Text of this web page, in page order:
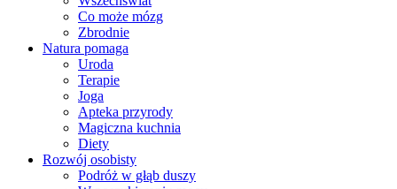
Co może mózg
Zbrodnie
Natura pomaga
Uroda
Terapie
Joga
Apteka przyrody
Magiczna kuchnia
Diety
Rozwój osobisty
Podróż w głąb duszy